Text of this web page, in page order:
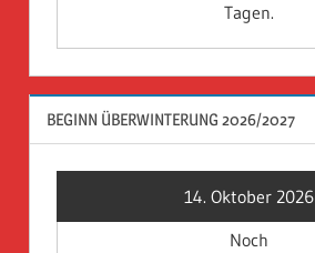
Tagen.
BEGINN ÜBERWINTERUNG 2026/2027
14. Oktober 2026
Noch